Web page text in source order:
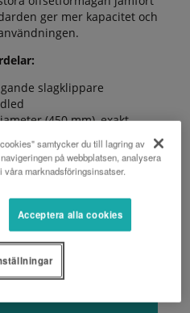
ger mer kapacitet och
slagklippare
(450 mm), exakt
(1858 rpm)
på samma rotor:
stenar.
för förbättrat
livslängd
skador på grund
samtycker du till lagring av
på webbplatsen, analysera
våra marknadsföringsinsatser.
Acceptera alla cookies